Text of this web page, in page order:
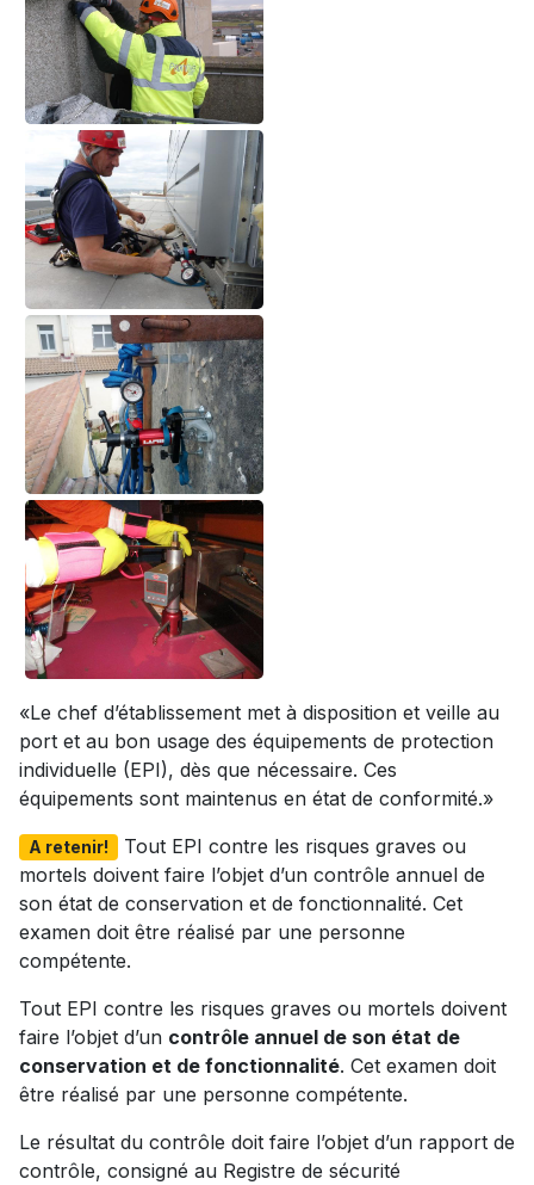
«Le chef d’établissement met à disposition et veille au
port et au bon usage des équipements de protection
individuelle (EPI), dès que nécessaire. Ces
équipements sont maintenus en état de conformité.»
A retenir!
Tout EPI contre les risques graves ou
mortels doivent faire l’objet d’un contrôle annuel de
son état de conservation et de fonctionnalité. Cet
examen doit être réalisé par une personne
compétente.
Tout EPI contre les risques graves ou mortels doivent
faire l’objet d’un contrôle annuel de son état de
conservation et de fonctionnalité. Cet examen doit
être réalisé par une personne compétente.
Le résultat du contrôle doit faire l’objet d’un rapport de
contrôle, consigné au Registre de sécurité